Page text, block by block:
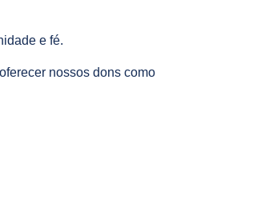
e fé.
nossos dons como